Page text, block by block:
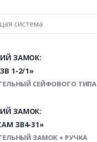
ЗАМОК:
1-2/1»
СЕЙФОВОГО ТИПА
ЗАМОК:
ЗВ4-31»
ЗАМОК + РУЧКА